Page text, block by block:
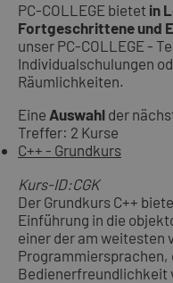
PC-COLLEGE bietet in
Fortgeschrittene und
unser PC-COLLEGE -
Individualschulungen
Räumlichkeiten.
Eine Auswahl der
Treffer: 2 Kurse
C++ - Grundkurs
Kurs-ID:CGK
Der Grundkurs C++
Einführung in die
einer der am weitesten
Programmiersprachen,
Bedienerfreundlichkeit